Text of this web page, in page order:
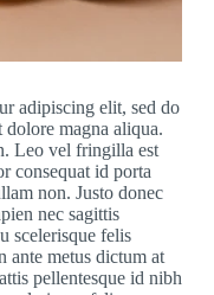
adipiscing elit, sed do
magna aliqua.
Leo vel fringilla est
consequat id porta
non. Justo donec
nec sagittis
scelerisque felis
ante metus dictum at
pellentesque id nibh